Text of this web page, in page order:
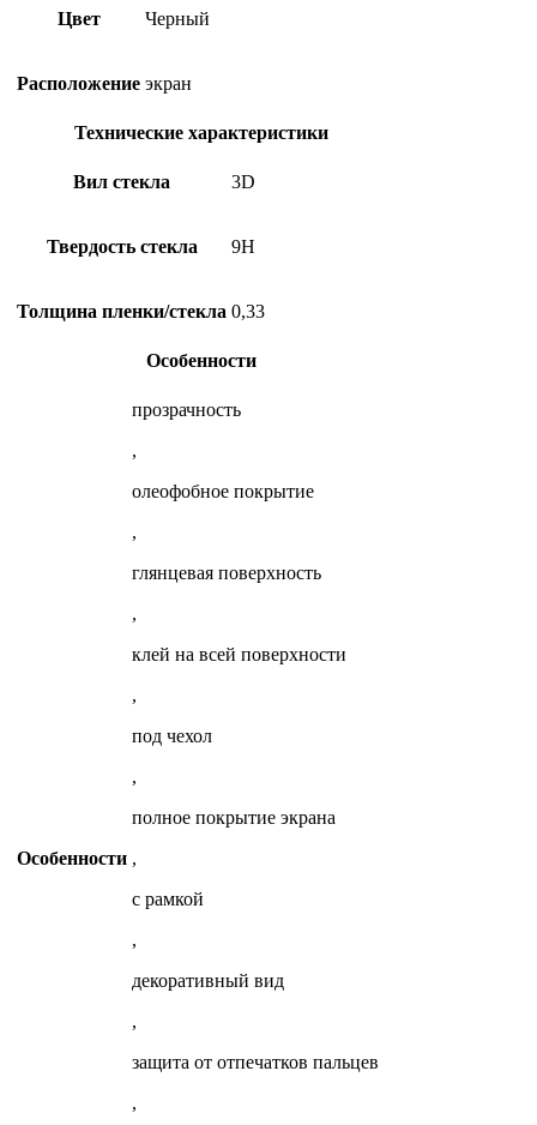
Цвет Черный
Расположение экран
Технические характеристики
Вил стекла 3D
Твердость стекла 9H
Толщина пленки/стекла 0,33
Особенности
Особенности
прозрачноcть
,
олеофобное покрытие
,
глянцевая поверхноcть
,
клей на вcей поверхноcти
,
под чехол
,
полное покрытие экрана
,
c рамкой
,
декоративный вид
,
защита от отпечатков пальцев
,